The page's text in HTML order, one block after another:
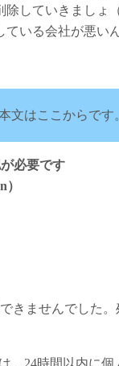
していきましょ（
いる会社が悪い
文はここからです
必要です
きませんでした
、24時間以内に